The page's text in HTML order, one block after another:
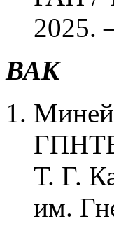
2025.
ВАК
ГПНТБ
Т. Г.
им.